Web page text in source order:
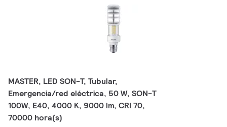
MASTER, LED SON-T, Tubular,
Emergencia/red eléctrica, 50 W, SON-T
100W, E40, 4000 K, 9000 lm, CRI 70,
70000 hora(s)